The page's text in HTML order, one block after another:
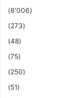
(8٬006)
(273)
(48)
(75)
(250)
(51)